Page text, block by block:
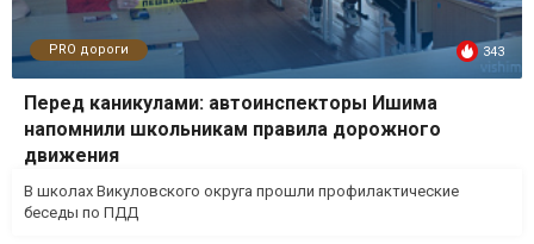
PRO дороги 343
Перед каникулами: автоинспекторы Ишима
напомнили школьникам правила дорожного
движения
В школах Викуловского округа прошли профилактические
беседы по ПДД